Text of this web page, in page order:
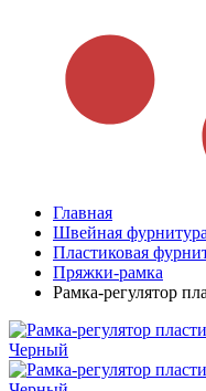
Главная
Швейная фурнитура
Пластиковая
Пряжки-рамка
Рамка-регулятор